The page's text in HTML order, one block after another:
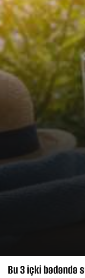
Bu 3 içki bədəndə